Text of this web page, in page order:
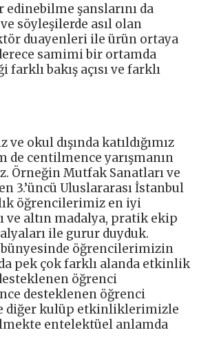
şanslarını da
söyleşilerde asıl olan
duayenleri ile ürün ortaya
samimi bir ortamda
bakış açısı ve farklı
okul dışında katıldığımız
de centilmence yarışmanın
Örneğin Mutfak Sanatları ve
3.’üncü Uluslararası İstanbul
öğrencilerimiz en iyi
altın madalya, pratik ekip
ile gurur duyduk.
öğrencilerimizin
pek çok farklı alanda etkinlik
öğrenci
desteklenen öğrenci
diğer kulüp etkinliklerimizle
entelektüel anlamda